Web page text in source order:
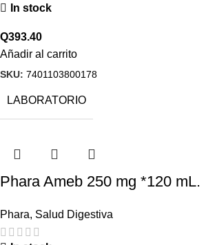
In stock
Q393.40
Añadir al carrito
SKU: 7401103800178
LABORATORIO
Phara Ameb 250 mg *120 mL.
Phara, Salud Digestiva